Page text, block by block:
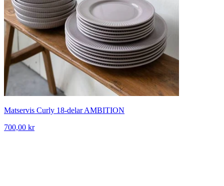
Matservis Curly 18-delar AMBITION
700,00 kr